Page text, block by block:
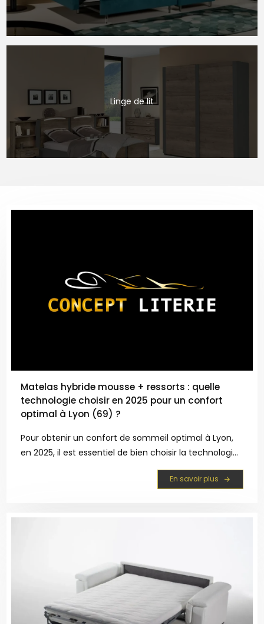
Linge de lit
Matelas hybride mousse + ressorts : quelle
technologie choisir en 2025 pour un confort
optimal à Lyon (69) ?
Pour obtenir un confort de sommeil optimal à Lyon,
en 2025, il est essentiel de bien choisir la technologie
de son matelas hybride mousse + ressorts. La
combinaison de mousses innovantes et de ressorts
En savoir plus